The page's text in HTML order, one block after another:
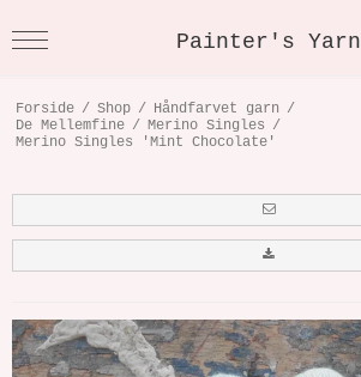
Painter's Yarn
Forside / Shop / Håndfarvet garn /
De Mellemfine / Merino Singles /
Merino Singles 'Mint Chocolate'